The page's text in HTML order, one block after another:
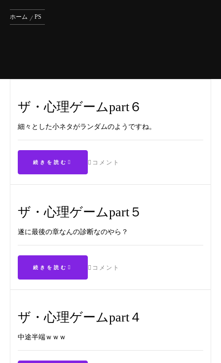
ホーム PS
ザ・心理ゲームpart６
細々とした小ネタがランダムのようですね。
続きを読む コメント
ザ・心理ゲームpart５
遂に最後の章なんの診断なのやら？
続きを読む コメント
ザ・心理ゲームpart４
中途半端ｗｗｗ